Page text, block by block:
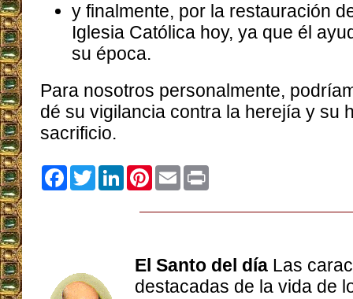
y finalmente, por la restauración
Iglesia Católica hoy, ya que él
su época.
Para nosotros personalmente,
dé su vigilancia contra la herejía y su
sacrificio.
Facebook
TwitterLinkedInPinterest
Email
El Santo del día Las
destacadas de la vida de